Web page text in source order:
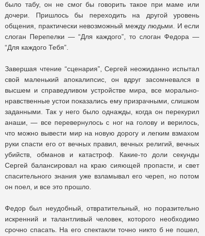
было табу, он не смог бы говорить такое при маме или
дочери. Пришлось бы переходить на другой уровень
общения, практически невозможный между людьми. И если
слоган Перепелки — “Для каждого”, то слоган Федора —
“Для каждого Тебя”.
Завершая чтение “сценария”, Сергей неожиданно испытал
свой маленький апокалипсис, он вдруг засомневался в
высшем и справедливом устройстве мира, все морально-
нравственные устои показались ему призрачными, слишком
заданными. Так у него было однажды, когда он перекурил
анаши, — все перевернулось с ног на голову и верилось,
что можно вывести мир на новую дорогу и легким взмахом
руки спасти его от вечных правил, вечных религий, вечных
убийств, обманов и катастроф. Какие-то доли секунды
Сергей балансировал на краю сияющей пропасти, и свет
спасительного знания уже взламывал его череп, но потом
он поел, и все это прошло.
Федор был неудобный, отвратительный, но поразительно
искренний и талантливый человек, которого необходимо
срочно спасать. На его спектакли точно никто б не пошел,